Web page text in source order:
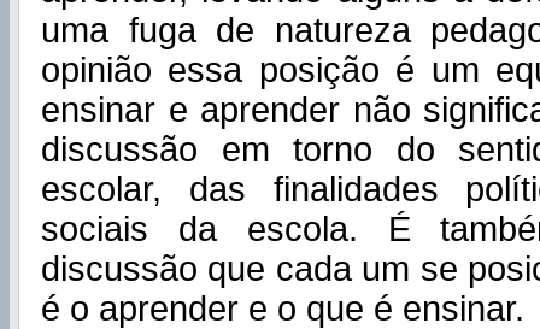
uma fuga de natureza
opinião essa posição é um
ensinar e aprender não
discussão em torno do
escolar, das finalidades
sociais da escola. É
discussão que cada um se
é o aprender e o que é ensinar.